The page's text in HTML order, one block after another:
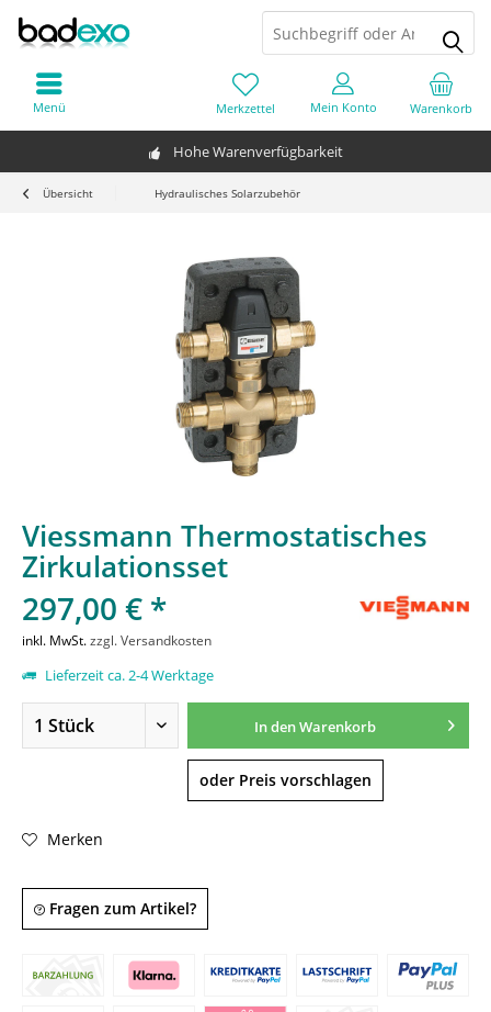
Hohe Warenverfügbarkeit
Warenkorb
Merkzettel Mein Konto
Menü
Übersicht Hydraulisches Solarzubehör
Viessmann Thermostatisches
Zirkulationsset
297,00 € *
inkl. MwSt.zzgl. Versandkosten
Lieferzeit ca. 2-4 Werktage
In denWarenkorb
oder Preis vorschlagen
Merken
Fragen zum Artikel?